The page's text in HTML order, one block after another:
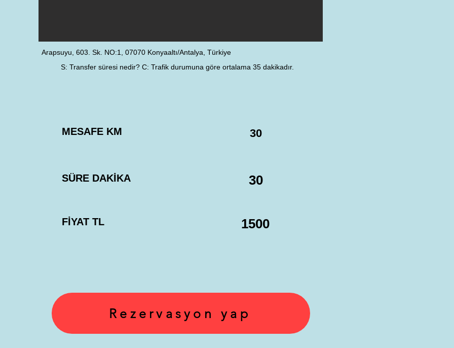
Arapsuyu, 603. Sk. NO:1, 07070 Konyaaltı/Antalya, Türkiye
S: Transfer süresi nedir? C: Trafik durumuna göre ortalama 35 dakikadır.
MESAFE KM
SÜRE DAKİKA
FİYAT TL
30
30
1500
Rezervasyon yap